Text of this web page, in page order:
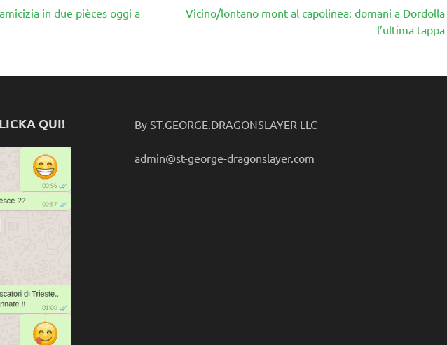
in due pièces oggi a
Vicino/lontano mont al capolinea: domani a Dordolla
l’ultima tappa
QUI! By ST.GEORGE.DRAGONSLAYER LLC
admin@st-george-dragonslayer.com